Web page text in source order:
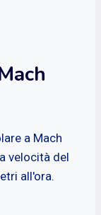
a Mach
velocità del
all'ora.